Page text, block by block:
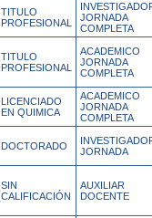
TITULO
PROFESIONAL
JORNADA
COMPLETA
TITULO
PROFESIONAL
ACADEMICO
JORNADA
COMPLETA
LICENCIADO
EN QUIMICA
ACADEMICO
JORNADA
COMPLETA
DOCTORADO
JORNADA
SIN
CALIFICACIÓN
AUXILIAR
DOCENTE